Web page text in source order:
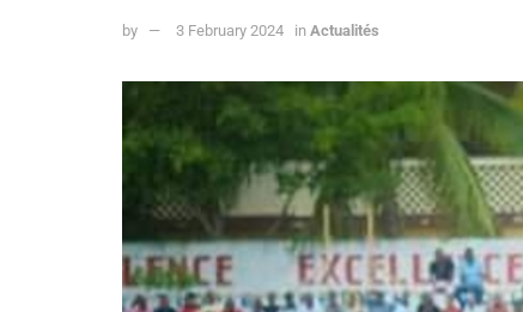
by 3 February 2024 in Actualités